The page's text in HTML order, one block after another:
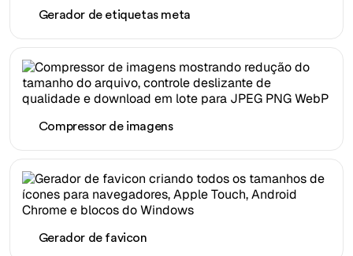
Gerador de etiquetas meta
Compressor de imagens
Gerador de favicon